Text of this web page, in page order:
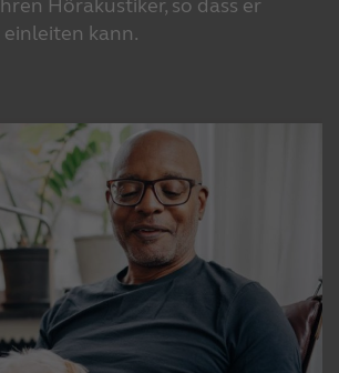
Hörakustiker, so dass er
kann.